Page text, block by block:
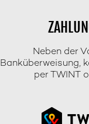
Neben der
Banküberweisung,
per TWINT